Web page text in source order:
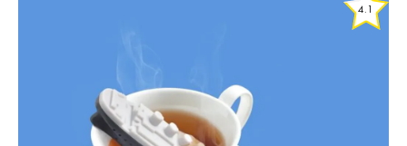
4.1